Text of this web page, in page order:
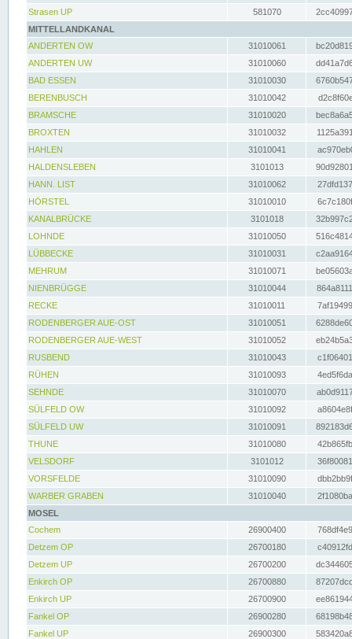
Strasen UP
581070
MITTELLANDKANAL
ANDERTEN OW
31010061
ANDERTEN UW
31010060
BAD ESSEN
31010030
BERENBUSCH
31010042
BRAMSCHE
31010020
BROXTEN
31010032
HAHLEN
31010041
HALDENSLEBEN
3101013
HANN. LIST
31010062
HÖRSTEL
31010010
KANALBRÜCKE
3101018
LOHNDE
31010050
LÜBBECKE
31010031
MEHRUM
31010071
NIENBRÜGGE
31010044
RECKE
31010011
RODENBERGER AUE-OST
31010051
RODENBERGER AUE-WEST
31010052
RUSBEND
31010043
RÜHEN
31010093
SEHNDE
31010070
SÜLFELD OW
31010092
SÜLFELD UW
31010091
THUNE
31010080
VELSDORF
3101012
VORSFELDE
31010090
WARBER GRABEN
31010040
MOSEL
Cochem
26900400
Detzem OP
26700180
Detzem UP
26700200
Enkirch OP
26700880
Enkirch UP
26700900
Fankel OP
26900280
Fankel UP
26900300